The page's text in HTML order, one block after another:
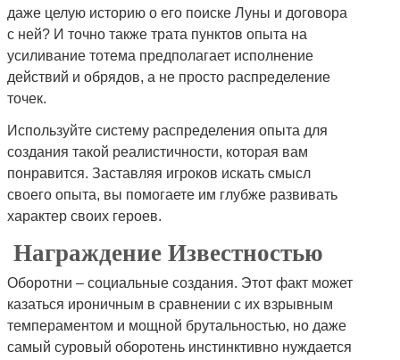
даже целую историю о его поиске Луны и договора
с ней? И точно также трата пунктов опыта на
усиливание тотема предполагает исполнение
действий и обрядов, а не просто распределение
точек.
Используйте систему распределения опыта для
создания такой реалистичности, которая вам
понравится. Заставляя игроков искать смысл
своего опыта, вы помогаете им глубже развивать
характер своих героев.
Награждение Известностью
Оборотни – социальные создания. Этот факт может
казаться ироничным в сравнении с их взрывным
темпераментом и мощной брутальностью, но даже
самый суровый оборотень инстинктивно нуждается